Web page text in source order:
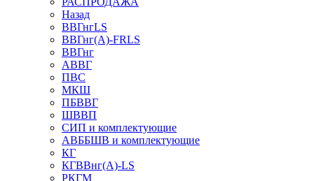
Назад
ВВГнгLS
ВВГнг(А)-FRLS
ВВГнг
АВВГ
ПВС
МКШ
ПБВВГ
ШВВП
СИП и комплектующие
АВББШВ и комплектующие
КГ
КГВВнг(А)-LS
РКГМ